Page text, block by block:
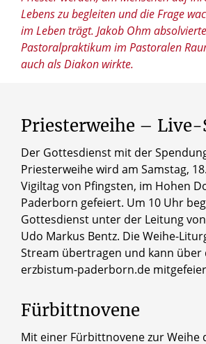
Lebens zu begleiten und die Frage
im Leben trägt. Jakob Ohm
Pastoralpraktikum im Pastoralen
auch als Diakon wirkte.
Priesterweihe – Live-
Der Gottesdienst mit der
Priesterweihe wird am Samstag,
Vigiltag von Pfingsten, im Hohen
Paderborn gefeiert. Um 10 Uhr
Gottesdienst unter der Leitung
Udo Markus Bentz. Die Weihe-
Stream übertragen und kann über
erzbistum-paderborn.de
Fürbittnovene
Mit einer Fürbittnovene zur Weihe